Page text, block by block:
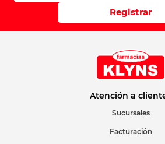
Registrar
Atención a
Sucursales
Facturación